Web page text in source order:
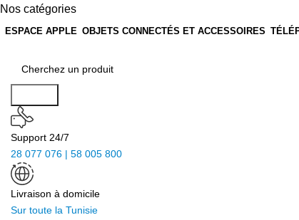
Nos catégories
ESPACE APPLE OBJETS CONNECTÉS ET ACCESSOIRES
Support 24/7
28 077 076 | 58 005 800
Livraison à domicile
Sur toute la Tunisie